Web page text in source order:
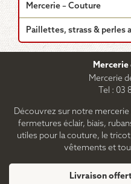
Mercerie – Couture
Paillettes, strass & perles
Mercerie
Mercerie
Tel : 03
Découvrez sur notre
fermetures éclair, biais,
utiles pour la couture, le
vêtements et
Livraison